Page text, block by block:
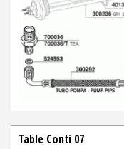
Table Conti 07